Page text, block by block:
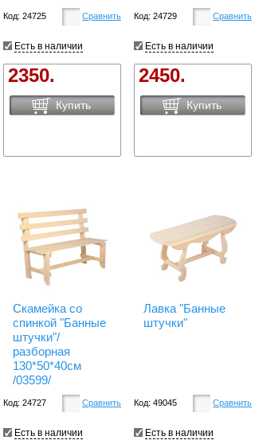
Код: 24725 Сравнить
Есть в наличии
2350.
Купить
Код: 24729 Сравнить
Есть в наличии
2450.
Купить
Скамейка со
спинкой "Банные
штучки"/
разборная
130*50*40см
/03599/
Код: 24727 Сравнить
Есть в наличии
Лавка "Банные
штучки"
Код: 49045 Сравнить
Есть в наличии